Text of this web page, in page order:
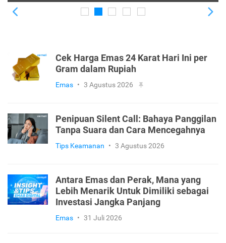
Cek Harga Emas 24 Karat Hari Ini per
Gram dalam Rupiah
Emas • 3 Agustus 2026
Penipuan Silent Call: Bahaya Panggilan
Tanpa Suara dan Cara Mencegahnya
Tips Keamanan • 3 Agustus 2026
Antara Emas dan Perak, Mana yang
Lebih Menarik Untuk Dimiliki sebagai
Investasi Jangka Panjang
Emas • 31 Juli 2026